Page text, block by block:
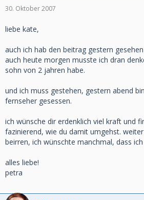
30. Oktober 2007
liebe kate,
auch ich hab den beitrag gestern
auch heute morgen musste ich dran
sohn von 2 jahren habe.
und ich muss gestehen, gestern abend
fernseher gesessen.
ich wünsche dir erdenklich viel kraft und
fazinierend, wie du damit umgehst.
beirren, ich wünschte manchmal, dass
alles liebe!
petra